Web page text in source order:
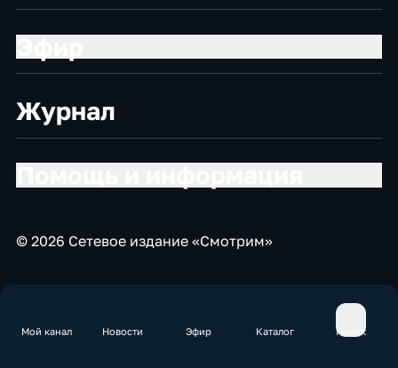
Мой канал Новости Эфир Каталог Поиск
Журнал
© 2026 Сетевое издание «Смотрим»